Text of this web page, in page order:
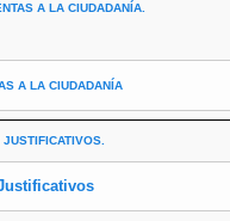
A LA CIUDADANÍA.
A LA CIUDADANÍA